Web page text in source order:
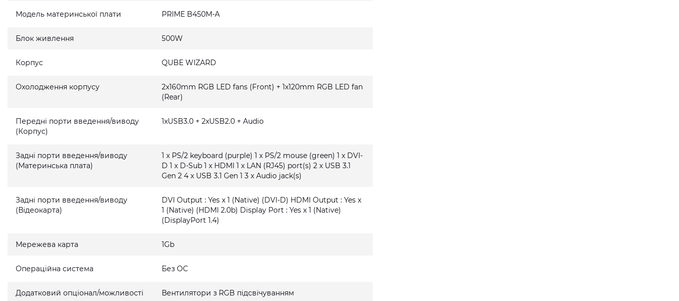
Модель материнської плати PRIME B450M-A
Блок живлення 500W
Корпус QUBE WIZARD
Охолодження корпусу
2x160mm RGB LED fans (Front) + 1x120mm RGB LED fan
(Rear)
Передні порти введення/виводу
(Корпус)
1xUSB3.0 + 2xUSB2.0 + Audio
Задні порти введення/виводу
(Материнська плата)
1 x PS/2 keyboard (purple) 1 x PS/2 mouse (green) 1 x DVI-
D 1 x D-Sub 1 x HDMI 1 x LAN (RJ45) port(s) 2 x USB 3.1
Gen 2 4 x USB 3.1 Gen 1 3 x Audio jack(s)
Задні порти введення/виводу
(Відеокарта)
DVI Output : Yes x 1 (Native) (DVI-D) HDMI Output : Yes x
1 (Native) (HDMI 2.0b) Display Port : Yes x 1 (Native)
(DisplayPort 1.4)
Мережева карта 1Gb
Операційна система Без ОС
Додатковий опціонал/можливості Вентилятори з RGB підсвічуванням